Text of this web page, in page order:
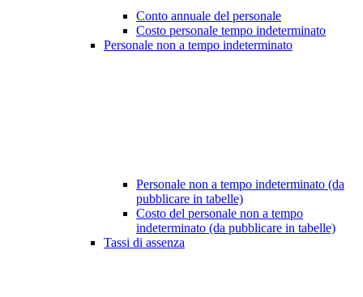
Conto annuale del personale
Costo personale tempo indeterminato
Personale non a tempo indeterminato
Personale non a tempo indeterminato (da
pubblicare in tabelle)
Costo del personale non a tempo
indeterminato (da pubblicare in tabelle)
Tassi di assenza